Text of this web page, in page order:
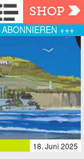
Navigation
SHOP
+++
18. Juni 2025